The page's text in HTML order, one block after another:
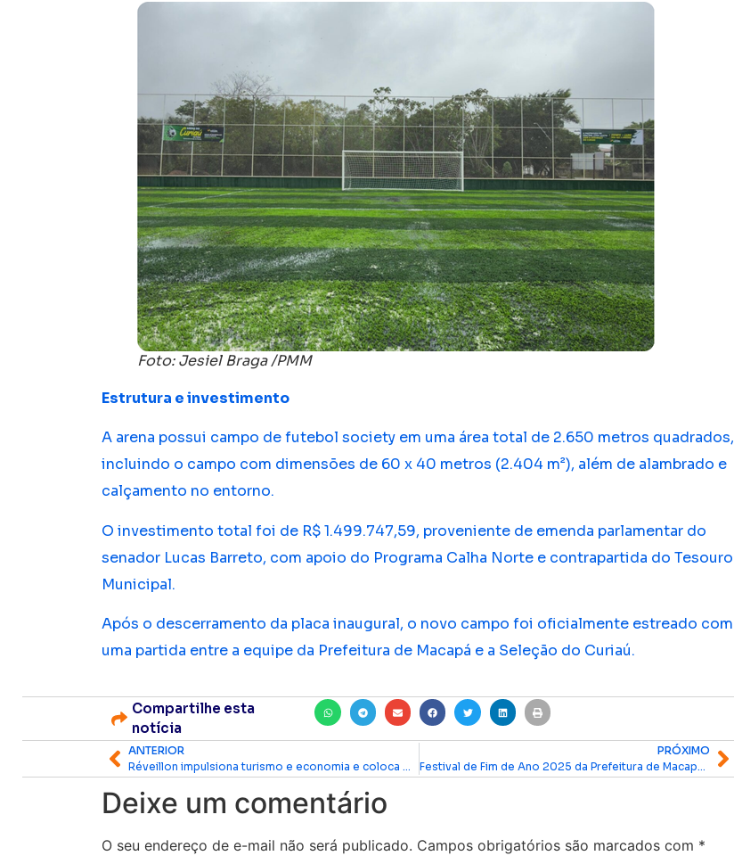
Foto: Jesiel Braga /PMM
Estrutura e investimento
A arena possui campo de futebol society em uma área total de 2.650 metros quadrados,
incluindo o campo com dimensões de 60 x 40 metros (2.404 m²), além de alambrado e
calçamento no entorno.
O investimento total foi de R$ 1.499.747,59, proveniente de emenda parlamentar do
senador Lucas Barreto, com apoio do Programa Calha Norte e contrapartida do Tesouro
Municipal.
Após o descerramento da placa inaugural, o novo campo foi oficialmente estreado com
uma partida entre a equipe da Prefeitura de Macapá e a Seleção do Curiaú.
Compartilhe esta
notícia
ANTERIOR
Réveillon impulsiona turismo e economia e coloca o Amapá entre os destinos mais procurados do país
PRÓXIMO
Festival de Fim de Ano 2025 da Prefeitura de Macapá terá aparelhagens e grandes nomes da música
Deixe um comentário
O seu endereço de e-mail não será publicado. Campos obrigatórios são marcados com *